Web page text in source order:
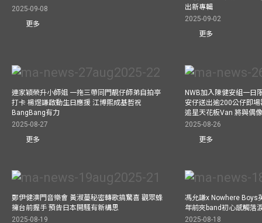
2025-09-08
更多
出新專輯
2025-09-02
更多
連家穎榮升小師姐 一拖三帶同門靚仔師弟自拍亭
打卡 楊煜謙啟動生日應援 江博熙成基哲祝
BangBang有力
2025-08-27
更多
NWB加入陳健安組一日
安仔送出逾200公仔即
追星天花板Van 將與偶
2025-08-26
更多
鄭伊健澳門音樂會 黃淑蔓秘密轉歌搞驚喜 觀眾蜂
擁台前握手 預告日本開騷有新構思
2025-08-19
馮允謙x Nowhere Boys
年前夾band初心感觸落
2025-08-18